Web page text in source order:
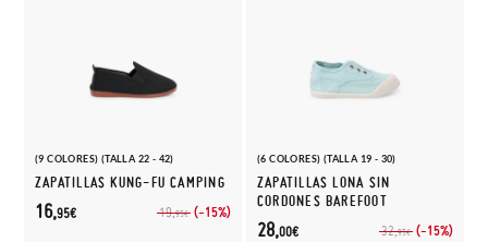
(9 COLORES) (TALLA 22 - 42)
ZAPATILLAS KUNG-FU CAMPING
19,95€ (-15%)
16,95€
(6 COLORES) (TALLA 19 - 30)
ZAPATILLAS LONA SIN
CORDONES BAREFOOT
32,95€ (-15%)
28,00€